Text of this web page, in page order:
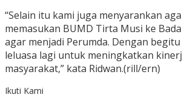
“Selain itu kami juga menyarankan
memasukan BUMD Tirta Musi ke
agar menjadi Perumda. Dengan
leluasa lagi untuk meningkatkan
masyarakat,” kata Ridwan.(rill/ern)
Ikuti Kami